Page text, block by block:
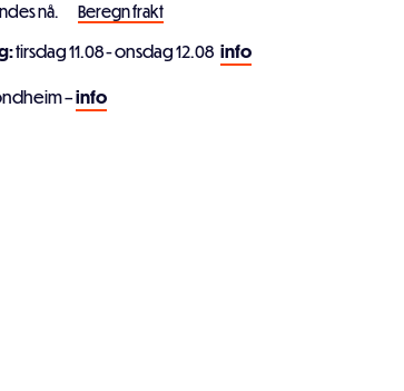
nå.
Beregn frakt
tirsdag 11.08 - onsdag 12.08 info
–info